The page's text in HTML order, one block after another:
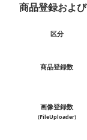
商品登録およ
区分
商品登録数
画像登録数
(FileUploader)